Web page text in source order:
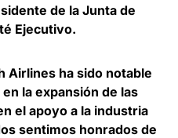
de la Junta de
Ejecutivo.
Airlines ha sido notable
la expansión de las
el apoyo a la industria
sentimos honrados de